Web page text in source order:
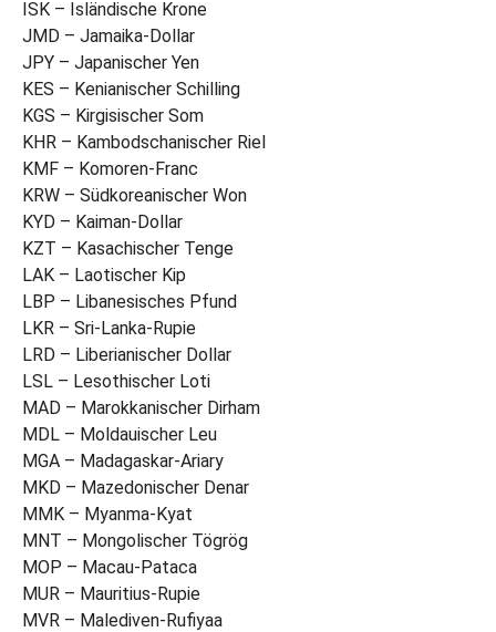
ISK – Isländische Krone
JMD – Jamaika-Dollar
JPY – Japanischer Yen
KES – Kenianischer Schilling
KGS – Kirgisischer Som
KHR – Kambodschanischer Riel
KMF – Komoren-Franc
KRW – Südkoreanischer Won
KYD – Kaiman-Dollar
KZT – Kasachischer Tenge
LAK – Laotischer Kip
LBP – Libanesisches Pfund
LKR – Sri-Lanka-Rupie
LRD – Liberianischer Dollar
LSL – Lesothischer Loti
MAD – Marokkanischer Dirham
MDL – Moldauischer Leu
MGA – Madagaskar-Ariary
MKD – Mazedonischer Denar
MMK – Myanma-Kyat
MNT – Mongolischer Tögrög
MOP – Macau-Pataca
MUR – Mauritius-Rupie
MVR – Malediven-Rufiyaa